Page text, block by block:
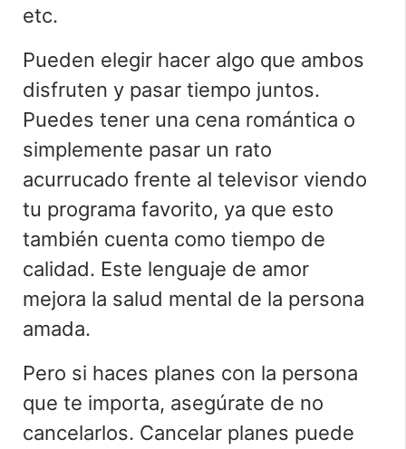
etc.
Pueden elegir hacer algo que ambos
disfruten y pasar tiempo juntos.
Puedes tener una cena romántica o
simplemente pasar un rato
acurrucado frente al televisor viendo
tu programa favorito, ya que esto
también cuenta como tiempo de
calidad. Este lenguaje de amor
mejora la salud mental de la persona
amada.
Pero si haces planes con la persona
que te importa, asegúrate de no
cancelarlos. Cancelar planes puede